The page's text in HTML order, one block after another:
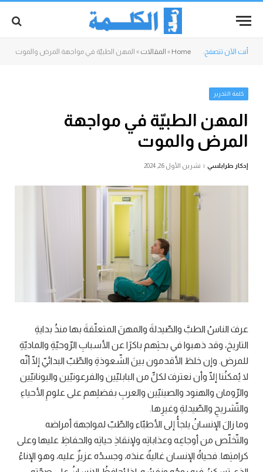
أنت الآن تتصفح: Home
» المقالات » المهن الطبيّة في مواجهة المرض والموت
كلمة التحرير
المهن الطبيّة في مواجهة
المرض والموت
إدكار طرابلسي تشرين الأول 26, 2024
عرفَ الناسُ الطبَّ والصّيدلةَ والمهنَ المتعلّقةَ بها منذُ بدايةِ
التاريخ، وقد ذهبوا في بحثِهم باكرًا عن الأسبابِ الرّوحيّةِ والماديّةِ
للمرض. وإن خلطَ الأقدمون بينَ الشّعوذةِ والطّبّ البدائيّ إلّا أنّه
لا يُمكنُنا إلّا وأن نعترفَ لكلٍّ من البابليّين والفرعونيّين واليونانيّين
والرّومان والهنود والصينيّين والعربِ بفضلِهم على علومِ الأحياءِ
والتّشريحِ والصّيدلةِ وغيرِها.
وما زالَ الإنسانُ يلجأُ إلى الأطبّاء والطّبّ لمواجهة أمراضه
والتّخلّص من أوجاعِه وعذاباتِه ولإنقاذِ حياتِه والحفاظِ عليها وعلى
كرامتِها. فحياةُ الإنسان غاليةٌ عندَه، وجسدُه عزيزٌ عليه، وهو الإناءُ